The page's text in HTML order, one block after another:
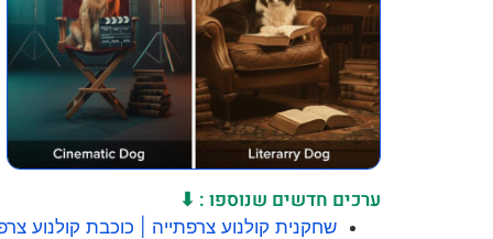
ערכים חדשים שנוספו : ⬇
שחקנית קולנוע צרפתייה | כוכבת קולנוע